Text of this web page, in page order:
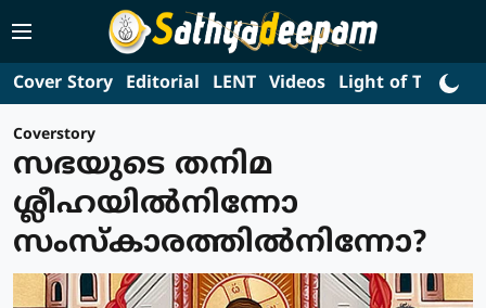
Cover Story Editorial LENT Videos Light of Truth
Coverstory
സഭയുടെ തനിമ
ശ്ലീഹയില്‍നിന്നോ
സംസ്‌കാരത്തില്‍നിന്നോ?